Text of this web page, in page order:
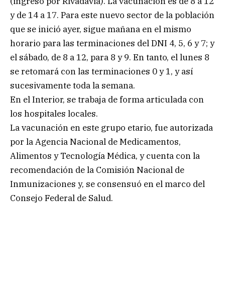
y de 14 a 17. Para este nuevo sector de la población
que se inició ayer, sigue mañana en el mismo
horario para las terminaciones del DNI 4, 5, 6 y 7; y
el sábado, de 8 a 12, para 8 y 9. En tanto, el lunes 8
se retomará con las terminaciones 0 y 1, y así
sucesivamente toda la semana.
En el Interior, se trabaja de forma articulada con
los hospitales locales.
La vacunación en este grupo etario, fue autorizada
por la Agencia Nacional de Medicamentos,
Alimentos y Tecnología Médica, y cuenta con la
recomendación de la Comisión Nacional de
Inmunizaciones y, se consensuó en el marco del
Consejo Federal de Salud.